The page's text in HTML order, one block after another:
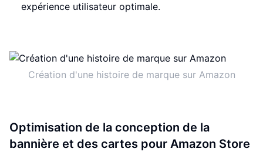
expérience utilisateur optimale.
Création d'une histoire de marque sur Amazon
Optimisation de la conception de la
bannière et des cartes pour Amazon Store